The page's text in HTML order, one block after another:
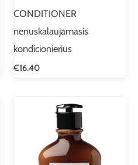
CONDITIONER
nenuskalaujamasis
kondicionierius
€16.40